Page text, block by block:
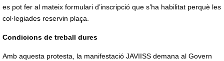
es pot fer al mateix formulari d’inscripció que s’ha habilitat perquè les
col·legiades reservin plaça.
Condicions de treball dures
Amb aquesta protesta, la manifestació JAVIISS demana al Govern